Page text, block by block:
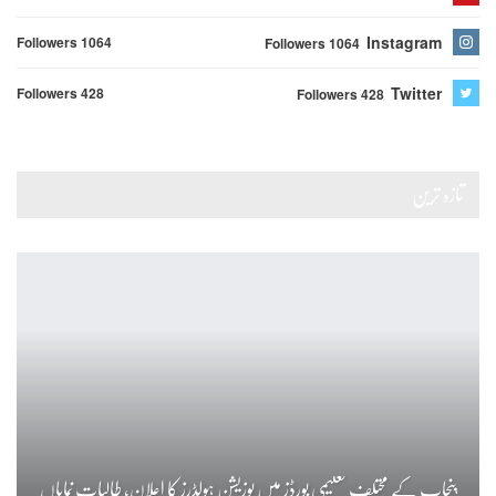
Instagram
Followers 1064
Followers 1064
Twitter
Followers 428
Followers 428
پنجاب کے مختلف تعلیمی بورڈز میں پوزیشن ہولڈرز کا اعلان، طالبات نمایاں